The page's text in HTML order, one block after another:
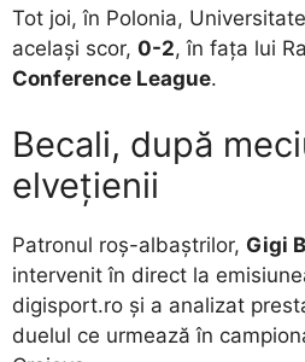
Tot joi, în Polonia,
același scor, 0-2, în fața lui
Conference League.
Becali, după
elvețienii
Patronul roș-albaștrilor, Gigi
intervenit în direct la
digisport.ro și a analizat
duelul ce urmează în